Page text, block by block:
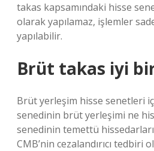
takas kapsamındaki hisse
olarak yapılamaz, işlemler
yapılabilir.
Brüt takas iyi
Brüt yerleşim hisse senetleri
senedinin brüt yerleşimi ne
senedinin temettü
CMB’nin cezalandırıcı tedbiri